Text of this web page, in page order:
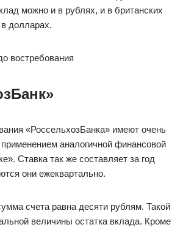
можно и в рублях, и в британских
долларах.
«РоссельхозБанка» имеют очень
аналогичной финансовой
Ставка так же составляет за год
они ежеквартально.
счета равна десяти рублям. Такой
величины остатка вклада. Кроме